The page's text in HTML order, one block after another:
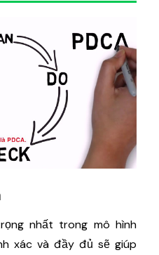
nhất trong mô hình
xác và đầy đủ sẽ giúp